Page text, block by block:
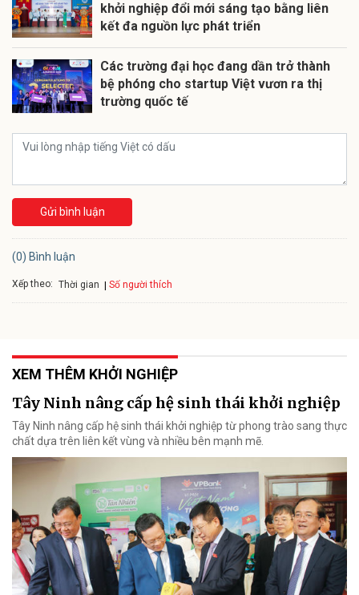
khởi nghiệp đổi mới sáng tạo bằng liên
kết đa nguồn lực phát triển
Các trường đại học đang dần trở thành
bệ phóng cho startup Việt vươn ra thị
trường quốc tế
Gửi bình luận
(0) Bình luận
Xếp theo: Thời gian Số người thích
XEM THÊM KHỞI NGHIỆP
Tây Ninh nâng cấp hệ sinh thái khởi nghiệp
Tây Ninh nâng cấp hệ sinh thái khởi nghiệp từ phong trào sang thực
chất dựa trên liên kết vùng và nhiều bên mạnh mẽ.